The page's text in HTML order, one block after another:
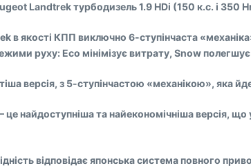
Landtrek турбодизель 1.9 HDi (150 к.с. і
в якості КПП виключно 6-ступінчаста
руху: Eco мінімізує витрату, Snow
версія, з 5-ступінчастою «механікою», яка
це найдоступніша та найекономічніша версія, що
відповідає японська система повного